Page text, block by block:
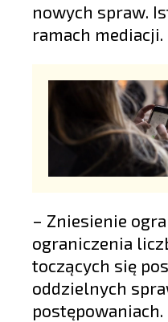
nowych spraw.
ramach mediacji.
– Zniesienie
ograniczenia
toczących się
oddzielnych